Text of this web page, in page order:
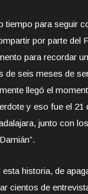
tiempo para seguir
por parte del
para recordar
de seis meses de
llegó el
y eso fue el 21
junto con
historia, de
cientos de